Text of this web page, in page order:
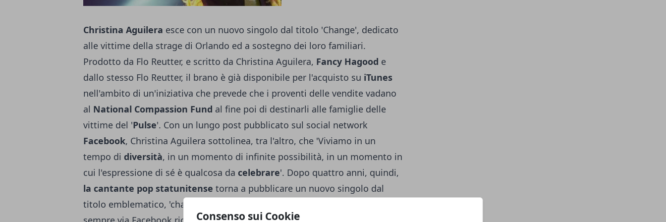
Consenso sui Cookie
Christina Aguilera esce con un nuovo singolo dal titolo 'Change', dedicato
alle vittime della strage di Orlando ed a sostegno dei loro familiari.
Prodotto da Flo Reutter, e scritto da Christina Aguilera, Fancy Hagood e
dallo stesso Flo Reutter, il brano è già disponibile per l'acquisto su iTunes
nell'ambito di un'iniziativa che prevede che i proventi delle vendite vadano
al National Compassion Fund al fine poi di destinarli alle famiglie delle
vittime del 'Pulse'. Con un lungo post pubblicato sul social network
Facebook, Christina Aguilera sottolinea, tra l'altro, che 'Viviamo in un
tempo di diversità, in un momento di infinite possibilità, in un momento in
cui l'espressione di sé è qualcosa da celebrare'. Dopo quattro anni, quindi,
la cantante pop statunitense torna a pubblicare un nuovo singolo dal
titolo emblematico, 'change', ovverosia '